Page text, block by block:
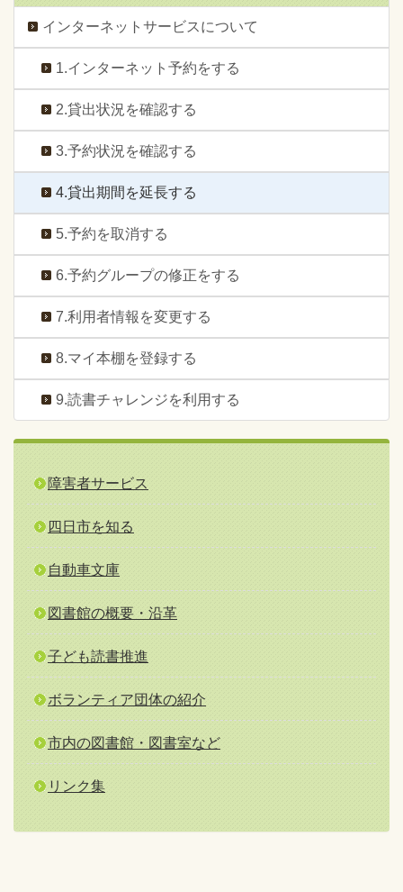
インターネットサービスについて
1.インターネット予約をする
2.貸出状況を確認する
3.予約状況を確認する
4.貸出期間を延長する
5.予約を取消する
6.予約グループの修正をする
7.利用者情報を変更する
8.マイ本棚を登録する
9.読書チャレンジを利用する
障害者サービス
四日市を知る
自動車文庫
図書館の概要・沿革
子ども読書推進
ボランティア団体の紹介
市内の図書館・図書室など
リンク集